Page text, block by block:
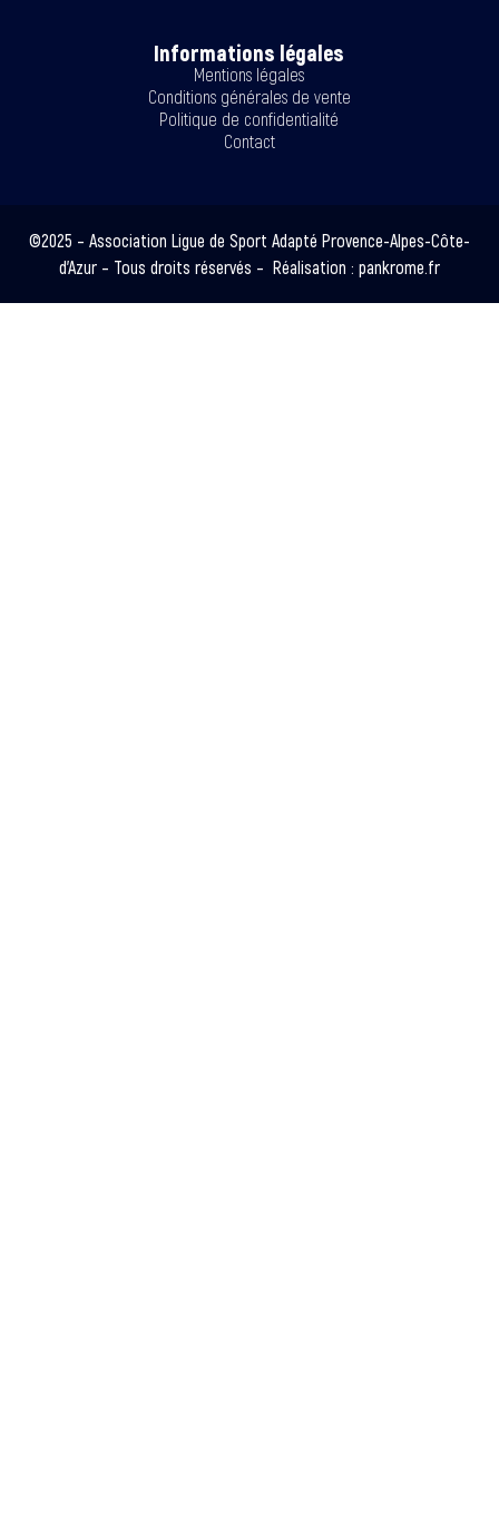
Informations légales
Mentions légales
Conditions générales de vente
Politique de confidentialité
Contact
©2025 – Association Ligue de Sport Adapté Provence-Alpes-Côte-
d’Azur – Tous droits réservés – Réalisation : pankrome.fr